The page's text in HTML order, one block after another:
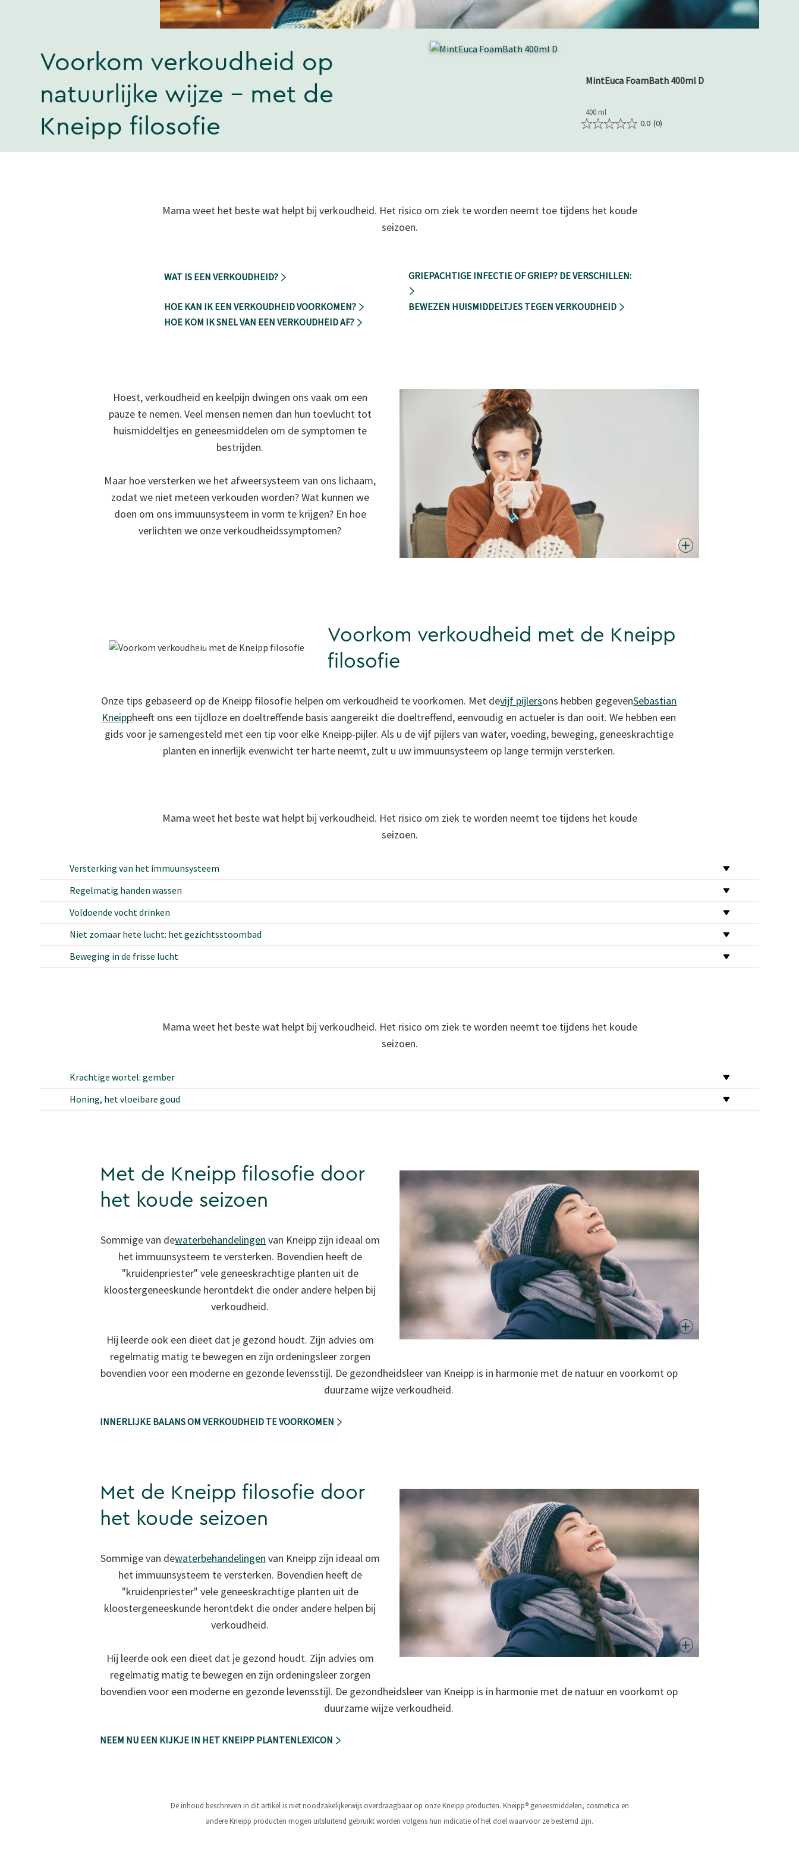
Voorkom verkoudheid op
natuurlijke wijze - met de
Kneipp filosofie
MintEuca FoamBath 400ml D
400 ml
0.0 (0)
Mama weet het beste wat helpt bij verkoudheid. Het risico om ziek te worden neemt toe tijdens het koude
seizoen.
WAT IS EEN VERKOUDHEID? GRIEPACHTIGE INFECTIE OF GRIEP? DE VERSCHILLEN:
HOE KAN IK EEN VERKOUDHEID VOORKOMEN?
BEWEZEN HUISMIDDELTJES TEGEN VERKOUDHEID
HOE KOM IK SNEL VAN EEN VERKOUDHEID AF?
Hoest, verkoudheid en keelpijn dwingen ons vaak om een
pauze te nemen. Veel mensen nemen dan hun toevlucht tot
huismiddeltjes en geneesmiddelen om de symptomen te
bestrijden.
Maar hoe versterken we het afweersysteem van ons lichaam,
zodat we niet meteen verkouden worden? Wat kunnen we
doen om ons immuunsysteem in vorm te krijgen? En hoe
verlichten we onze verkoudheidssymptomen?
Voorkom verkoudheid met de Kneipp
filosofie
Onze tips gebaseerd op de Kneipp filosofie helpen om verkoudheid te voorkomen. Met devijf pijlersons hebben gegevenSebastian
Kneippheeft ons een tijdloze en doeltreffende basis aangereikt die doeltreffend, eenvoudig en actueler is dan ooit. We hebben een
gids voor je samengesteld met een tip voor elke Kneipp-pijler. Als u de vijf pijlers van water, voeding, beweging, geneeskrachtige
planten en innerlijk evenwicht ter harte neemt, zult u uw immuunsysteem op lange termijn versterken.
Mama weet het beste wat helpt bij verkoudheid. Het risico om ziek te worden neemt toe tijdens het koude
seizoen.
Versterking van het immuunsysteem
Regelmatig handen wassen
Voldoende vocht drinken
Niet zomaar hete lucht: het gezichtsstoombad
Beweging in de frisse lucht
Mama weet het beste wat helpt bij verkoudheid. Het risico om ziek te worden neemt toe tijdens het koude
seizoen.
Krachtige wortel: gember
Honing, het vloeibare goud
Met de Kneipp filosofie door
het koude seizoen
Sommige van dewaterbehandelingen van Kneipp zijn ideaal om
het immuunsysteem te versterken. Bovendien heeft de
"kruidenpriester" vele geneeskrachtige planten uit de
kloostergeneeskunde herontdekt die onder andere helpen bij
verkoudheid.
Hij leerde ook een dieet dat je gezond houdt. Zijn advies om
regelmatig matig te bewegen en zijn ordeningsleer zorgen
bovendien voor een moderne en gezonde levensstijl. De gezondheidsleer van Kneipp is in harmonie met de natuur en voorkomt op
duurzame wijze verkoudheid.
INNERLIJKE BALANS OM VERKOUDHEID TE VOORKOMEN
Met de Kneipp filosofie door
het koude seizoen
Sommige van dewaterbehandelingen van Kneipp zijn ideaal om
het immuunsysteem te versterken. Bovendien heeft de
"kruidenpriester" vele geneeskrachtige planten uit de
kloostergeneeskunde herontdekt die onder andere helpen bij
verkoudheid.
Hij leerde ook een dieet dat je gezond houdt. Zijn advies om
regelmatig matig te bewegen en zijn ordeningsleer zorgen
bovendien voor een moderne en gezonde levensstijl. De gezondheidsleer van Kneipp is in harmonie met de natuur en voorkomt op
duurzame wijze verkoudheid.
NEEM NU EEN KIJKJE IN HET KNEIPP PLANTENLEXICON
De inhoud beschreven in dit artikel is niet noodzakelijkerwijs overdraagbaar op onze Kneipp producten. Kneipp® geneesmiddelen, cosmetica en
andere Kneipp producten mogen uitsluitend gebruikt worden volgens hun indicatie of het doel waarvoor ze bestemd zijn.